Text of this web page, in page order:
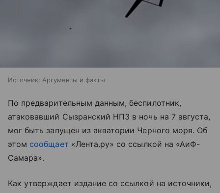
Источник: Аргументы и факты
По предварительным данным, беспилотник,
атаковавший Сызранский НПЗ в ночь на 7 августа,
мог быть запущен из акватории Черного моря. Об
этом сообщает «Лента.ру» со ссылкой на «АиФ-
Самара».
Как утверждает издание со ссылкой на источники,